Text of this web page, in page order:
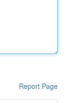
Report Page